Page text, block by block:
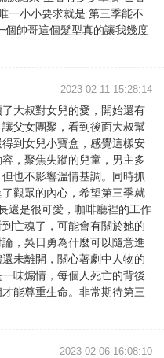
一小小要求就是 第三季能不
個帥哥這個髮型真的讓我幾度
2023-02-11 15:28:14
大叔對女兒的愛，開始還有
父女團聚，看到後面大叔幫
到女兒小寶盒，感覺這樣安
，聚焦失蹤的兒童，男主多
也不影響溫情基調。同時抓
觀眾的內心，希望第三季就
還是很可愛，咖啡廳裡的工作
亡魂了，可能會有關於她的
，吳日勇為什麼可以隨意進
未離開，關心著劇中人物的
味煽情，每個人死亡的背後
能尊重生命。非常期待第三
2023-02-06 16:08:10